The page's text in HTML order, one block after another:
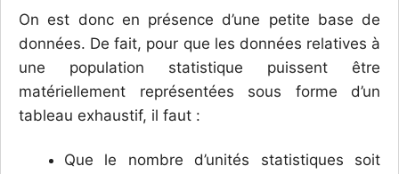
On est donc en présence d’une petite base de
données. De fait, pour que les données relatives à
une population statistique puissent être
matériellement représentées sous forme d’un
tableau exhaustif, il faut :
Que le nombre d’unités statistiques soit